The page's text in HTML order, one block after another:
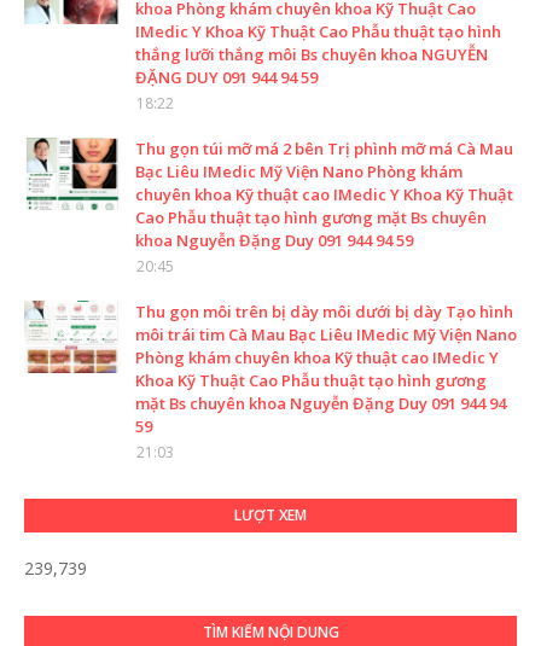
khoa Phòng khám chuyên khoa Kỹ Thuật Cao
IMedic Y Khoa Kỹ Thuật Cao Phẫu thuật tạo hình
thắng lưỡi thắng môi Bs chuyên khoa NGUYỄN
ĐẶNG DUY 091 944 94 59
18:22
Thu gọn túi mỡ má 2 bên Trị phình mỡ má Cà Mau
Bạc Liêu IMedic Mỹ Viện Nano Phòng khám
chuyên khoa Kỹ thuật cao IMedic Y Khoa Kỹ Thuật
Cao Phẫu thuật tạo hình gương mặt Bs chuyên
khoa Nguyễn Đặng Duy 091 944 94 59
20:45
Thu gọn môi trên bị dày môi dưới bị dày Tạo hình
môi trái tim Cà Mau Bạc Liêu IMedic Mỹ Viện Nano
Phòng khám chuyên khoa Kỹ thuật cao IMedic Y
Khoa Kỹ Thuật Cao Phẫu thuật tạo hình gương
mặt Bs chuyên khoa Nguyễn Đặng Duy 091 944 94
59
21:03
LƯỢT XEM
239,739
TÌM KIẾM NỘI DUNG